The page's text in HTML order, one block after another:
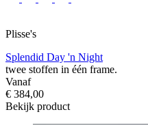
Plisse's
Splendid Day 'n Night
twee stoffen in één frame.
Vanaf
€ 384,00
Bekijk product